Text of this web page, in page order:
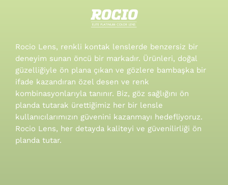
Rocio Lens, renkli kontak lenslerde benzersiz bir
deneyim sunan öncü bir markadır. Ürünleri, doğal
güzelliğiyle ön plana çıkan ve gözlere bambaşka bir
ifade kazandıran özel desen ve renk
kombinasyonlarıyla tanınır. Biz, göz sağlığını ön
planda tutarak ürettiğimiz her bir lensle
kullanıcılarımızın güvenini kazanmayı hedefliyoruz.
Rocio Lens, her detayda kaliteyi ve güvenilirliği ön
planda tutar.